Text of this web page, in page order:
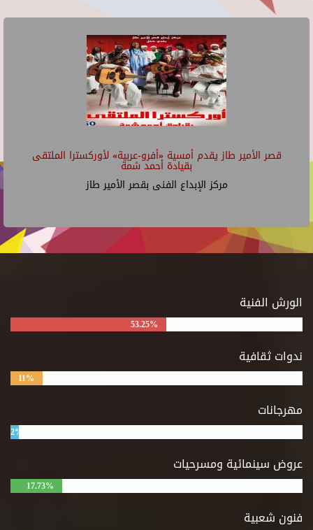
قصر الأمير طاز يقدم أمسية «أفرو-عربية» لأوركسترا الملتقى
بقيادة أحمد شمة
مركز الإبداع الفنى بقصر الأمير طاز
الورش الفنية
53.25%
ندوات ثقافية
11%
مهرجانات
2%
عروض سينمائية ومسرحيات
17.73%
فنون شعبية